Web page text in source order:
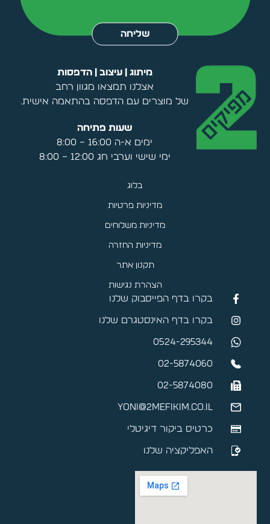
שליחה
מיתוג | עיצוב | הדפסות
אצלנו תמצאו מגוון רחב
של מוצרים עם הדפסה בהתאמה אישית.
שעות פתיחה
ימים א-ה 16:00 – 8:00
ימי שישי וערבי חג 12:00 – 8:00
בלוג
מדיניות פרטיות
מדיניות משלוחים
מדיניות החזרה
תקנון אתר
הצהרת נגישות
בקרו בדף הפייסבוק שלנו
בקרו בדף האינסטגרם שלנו
0524-295344
02-5874060
02-5874080
yoni@2mefikim.co.il
כרטיס ביקור דיגיטלי
האפליקציה שלנו